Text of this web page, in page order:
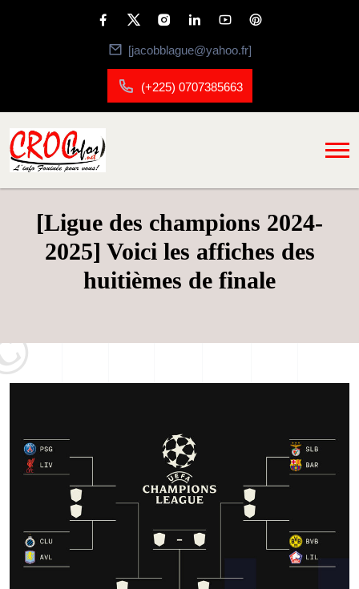
[jacobblague@yahoo.fr]
(+225) 0707385663
[Ligue des champions 2024-
2025] Voici les affiches des
huitièmes de finale